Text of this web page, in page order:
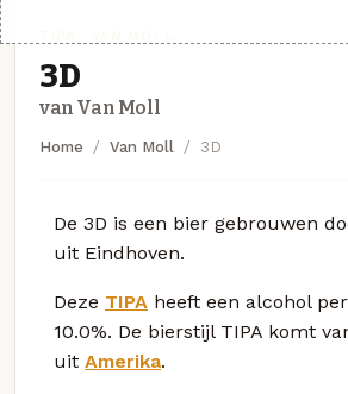
3D
van Van Moll
Home Van Moll 3D
De 3D is een bier gebrouwen
uit Eindhoven.
Deze TIPA heeft een alcohol
10.0%. De bierstijl TIPA komt
uit Amerika.